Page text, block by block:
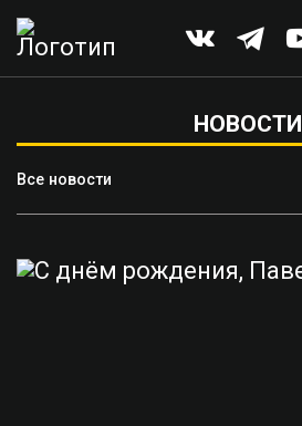
НОВОСТИ
Все новости